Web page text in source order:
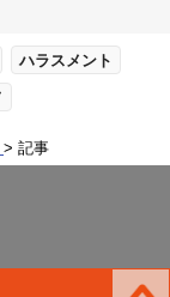
ハラスメント
記事